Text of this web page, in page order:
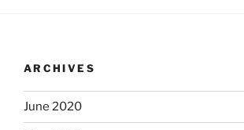
ARCHIVES
June 2020